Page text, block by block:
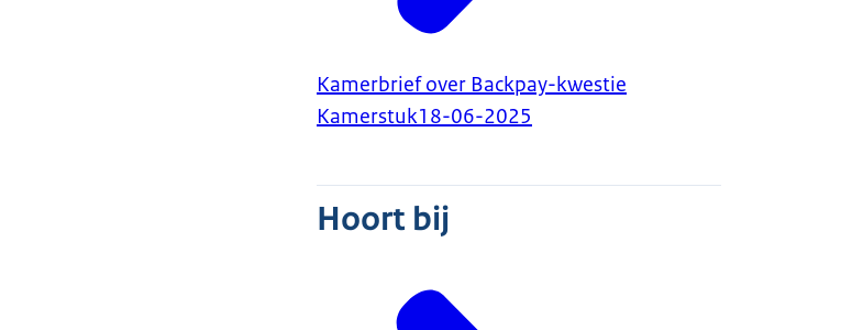
Kamerbrief over Backpay-kwestie
Kamerstuk18-06-2025
Hoort bij